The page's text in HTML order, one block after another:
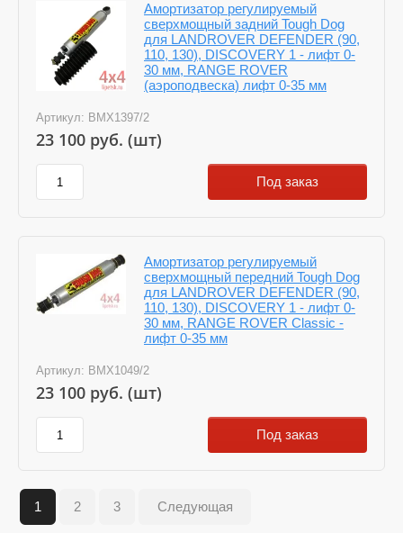
Амортизатор регулируемый
сверхмощный задний Tough Dog
для LANDROVER DEFENDER (90,
110, 130), DISCOVERY 1 - лифт 0-
30 мм, RANGE ROVER
(аэроподвеска) лифт 0-35 мм
Артикул: BMX1397/2
23 100 руб. (шт)
Под заказ
Амортизатор регулируемый
сверхмощный передний Tough Dog
для LANDROVER DEFENDER (90,
110, 130), DISCOVERY 1 - лифт 0-
30 мм, RANGE ROVER Classic -
лифт 0-35 мм
Артикул: BMX1049/2
23 100 руб. (шт)
Под заказ
1 2 3 Следующая